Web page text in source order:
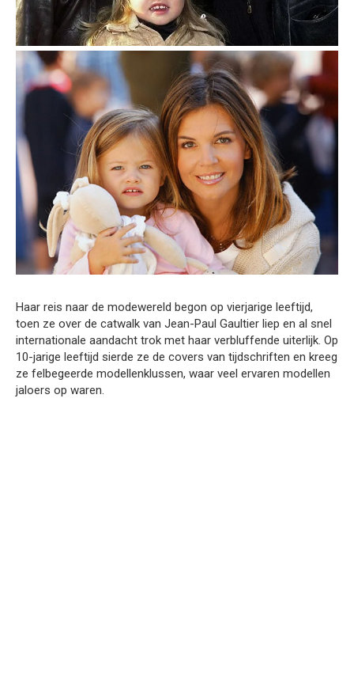
Haar reis naar de modewereld begon op vierjarige leeftijd,
toen ze over de catwalk van Jean-Paul Gaultier liep en al snel
internationale aandacht trok met haar verbluffende uiterlijk. Op
10-jarige leeftijd sierde ze de covers van tijdschriften en kreeg
ze felbegeerde modellenklussen, waar veel ervaren modellen
jaloers op waren.